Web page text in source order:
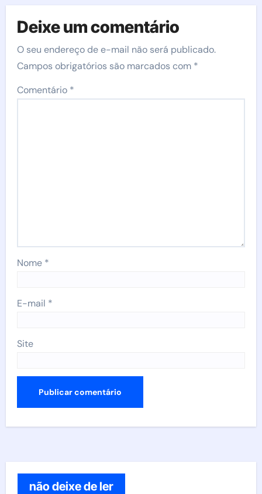
Deixe um comentário
O seu endereço de e-mail não será publicado.
Campos obrigatórios são marcados com *
Comentário *
Nome *
E-mail *
Site
não deixe de ler